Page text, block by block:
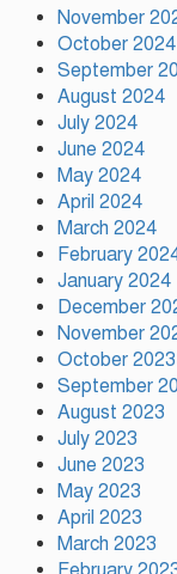
November
October 2024
September
August 2024
July 2024
June 2024
May 2024
April 2024
March 2024
February
January 2024
December
November
October 2023
September
August 2023
July 2023
June 2023
May 2023
April 2023
March 2023